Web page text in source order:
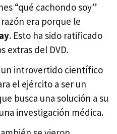
“qué cachondo soy”
era porque le
. Esto ha sido ratificado
extras del DVD.
un introvertido científico
el ejército a ser un
busca una solución a su
investigación médica.